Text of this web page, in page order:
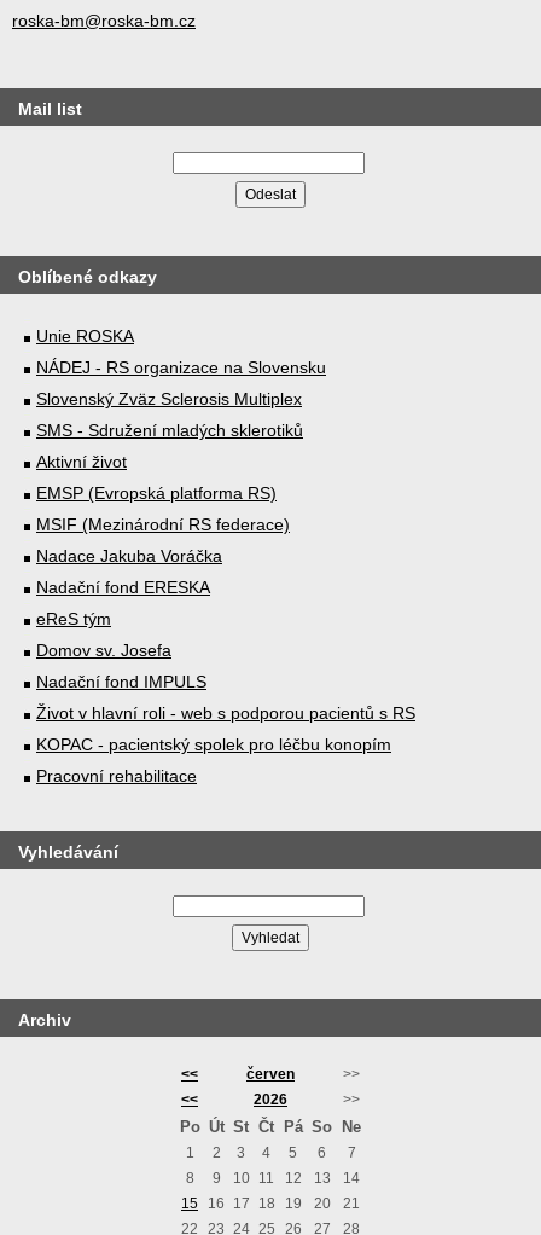
roska-bm@roska-bm.cz
Mail list
Oblíbené odkazy
Unie ROSKA
NÁDEJ - RS organizace na Slovensku
Slovenský Zväz Sclerosis Multiplex
SMS - Sdružení mladých sklerotiků
Aktivní život
EMSP (Evropská platforma RS)
MSIF (Mezinárodní RS federace)
Nadace Jakuba Voráčka
Nadační fond ERESKA
eReS tým
Domov sv. Josefa
Nadační fond IMPULS
Život v hlavní roli - web s podporou pacientů s RS
KOPAC - pacientský spolek pro léčbu konopím
Pracovní rehabilitace
Vyhledávání
Archiv
<< červen
>>
<<
2026 >>
Po Út St Čt Pá So Ne
1 2 3 4 5 6
7
8
9 10 11 12 13
14
15
16 17 18 19 20
21
22
23 24 25 26 27 28